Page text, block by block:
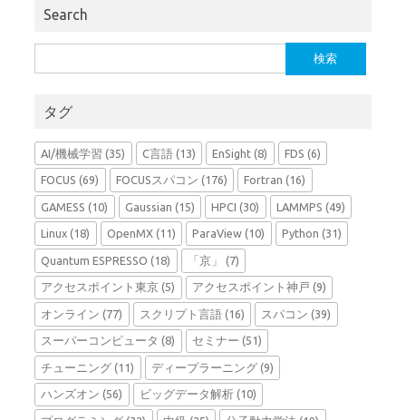
Search
索:
タグ
AI/機械学習 (35) C言語(13) EnSight (8) FDS (6)
FOCUS (69) FOCUSスパコン (176) Fortran (16)
GAMESS (10) Gaussian (15) HPCI (30) LAMMPS (49)
Linux (18) OpenMX(11) ParaView (10) Python (31)
Quantum ESPRESSO (18) 「京」 (7)
アクセスポイント東京 (5) アクセスポイント神戸 (9)
オンライン (77) スクリプト言語(16) スパコン (39)
スーパーコンピュータ (8) セミナー (51)
チューニング (11) ディープラーニング(9)
ハンズオン (56) ビッグデータ解析(10)